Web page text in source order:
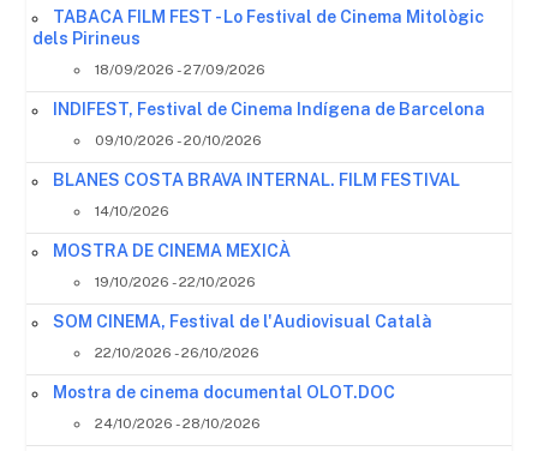
TABACA FILM FEST - Lo Festival de Cinema Mitològic
dels Pirineus
18/09/2026 - 27/09/2026
INDIFEST, Festival de Cinema Indígena de Barcelona
09/10/2026 - 20/10/2026
BLANES COSTA BRAVA INTERNAL. FILM FESTIVAL
14/10/2026
MOSTRA DE CINEMA MEXICÀ
19/10/2026 - 22/10/2026
SOM CINEMA, Festival de l'Audiovisual Català
22/10/2026 - 26/10/2026
Mostra de cinema documental OLOT.DOC
24/10/2026 - 28/10/2026